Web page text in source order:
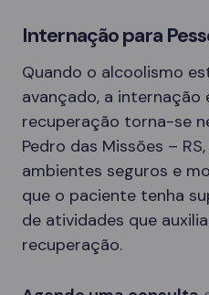
Internação para
Quando o alcoolismo
avançado, a internação
recuperação torna-se
Pedro das Missões –
ambientes seguros e
que o paciente tenha
de atividades que
recuperação.